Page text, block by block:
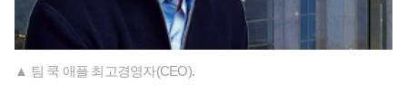
▲ 팀 쿡 애플 최고경영자(CEO).